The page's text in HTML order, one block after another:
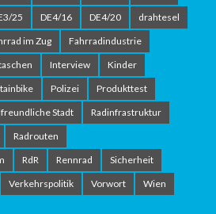
25 DE4/16 DE4/20
drahtesel
im Zug
Fahrradindustrie
Interview
Kinder
Polizei
Produkttest
Stadt
Radinfrastruktur
Radrouten
RdR Rennrad
Sicherheit
Verkehrspolitik Vorwort
Wien